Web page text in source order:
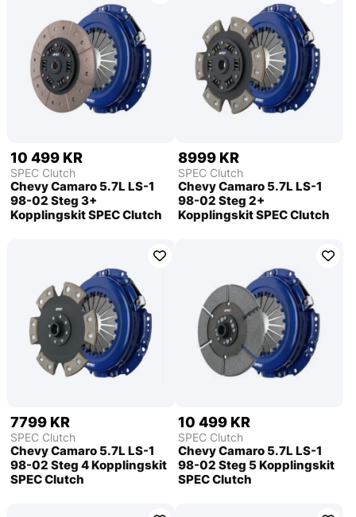
10 499 KR
SPEC Clutch
Chevy Camaro 5.7L LS-1
98-02 Steg 3+
Kopplingskit SPEC Clutch
8999 KR
SPEC Clutch
Chevy Camaro 5.7L LS-1
98-02 Steg 2+
Kopplingskit SPEC Clutch
7799 KR
SPEC Clutch
Chevy Camaro 5.7L LS-1
98-02 Steg 4 Kopplingskit
SPEC Clutch
10 499 KR
SPEC Clutch
Chevy Camaro 5.7L LS-1
98-02 Steg 5 Kopplingskit
SPEC Clutch